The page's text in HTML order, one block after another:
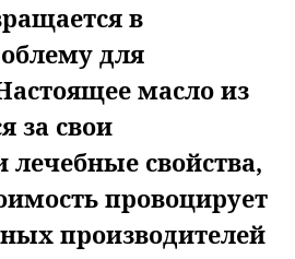
в
для
масло из
за свои
лечебные свойства,
провоцирует
производителей